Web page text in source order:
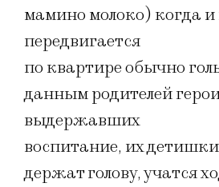
мамино молоко) когда и
передвигается
по квартире обычно
данным родителей
выдержавших
воспитание, их
держат голову, учатся